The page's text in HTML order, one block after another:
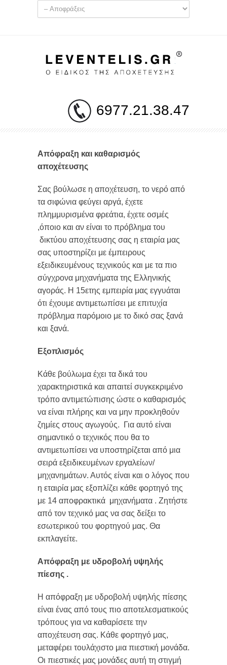
6977.21.38.47
Απόφραξη και καθαρισμός
αποχέτευσης
Σας βούλωσε η αποχέτευση, το νερό από
τα σιφώνια φεύγει αργά, έχετε
πλημμυρισμένα φρεάτια, έχετε οσμές
,όποιο και αν είναι το πρόβλημα του
δικτύου αποχέτευσης σας η εταιρία μας
σας υποστηρίζει με έμπειρους
εξειδικευμένους τεχνικούς και με τα πιο
σύγχρονα μηχανήματα της Ελληνικής
αγοράς. Η 15ετης εμπειρία μας εγγυάται
ότι έχουμε αντιμετωπίσει με επιτυχία
πρόβλημα παρόμοιο με το δικό σας ξανά
και ξανά.
Εξοπλισμός
Κάθε βούλωμα έχει τα δικά του
χαρακτηριστικά και απαιτεί συγκεκριμένο
τρόπο αντιμετώπισης ώστε ο καθαρισμός
να είναι πλήρης και να μην προκληθούν
ζημίες στους αγωγούς. Για αυτό είναι
σημαντικό ο τεχνικός που θα το
αντιμετωπίσει να υποστηρίζεται από μια
σειρά εξειδικευμένων εργαλείων/
μηχανημάτων. Αυτός είναι και ο λόγος που
η εταιρία μας εξοπλίζει κάθε φορτηγό της
με 14 αποφρακτικά μηχανήματα . Ζητήστε
από τον τεχνικό μας να σας δείξει το
εσωτερικού του φορτηγού μας. Θα
εκπλαγείτε.
Απόφραξη με υδροβολή υψηλής
πίεσης .
Η απόφραξη με υδροβολή υψηλής πίεσης
είναι ένας από τους πιο αποτελεσματικούς
τρόπους για να καθαρίσετε την
αποχέτευση σας. Κάθε φορτηγό μας,
μεταφέρει τουλάχιστο μια πιεστική μονάδα.
Οι πιεστικές μας μονάδες αυτή τη στιγμή